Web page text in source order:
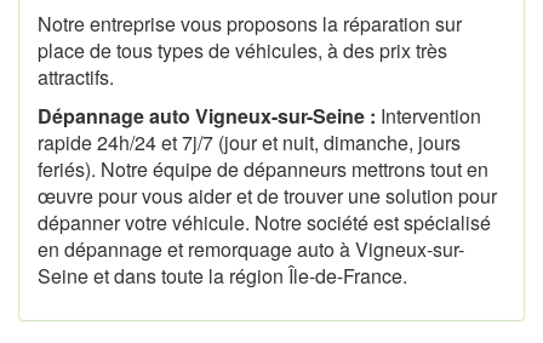
Notre entreprise vous proposons la réparation sur
place de tous types de véhicules, à des prix très
attractifs.
Dépannage auto Vigneux-sur-Seine : Intervention
rapide 24h/24 et 7j/7 (jour et nuit, dimanche, jours
feriés). Notre équipe de dépanneurs mettrons tout en
œuvre pour vous aider et de trouver une solution pour
dépanner votre véhicule. Notre société est spécialisé
en dépannage et remorquage auto à Vigneux-sur-
Seine et dans toute la région Île-de-France.